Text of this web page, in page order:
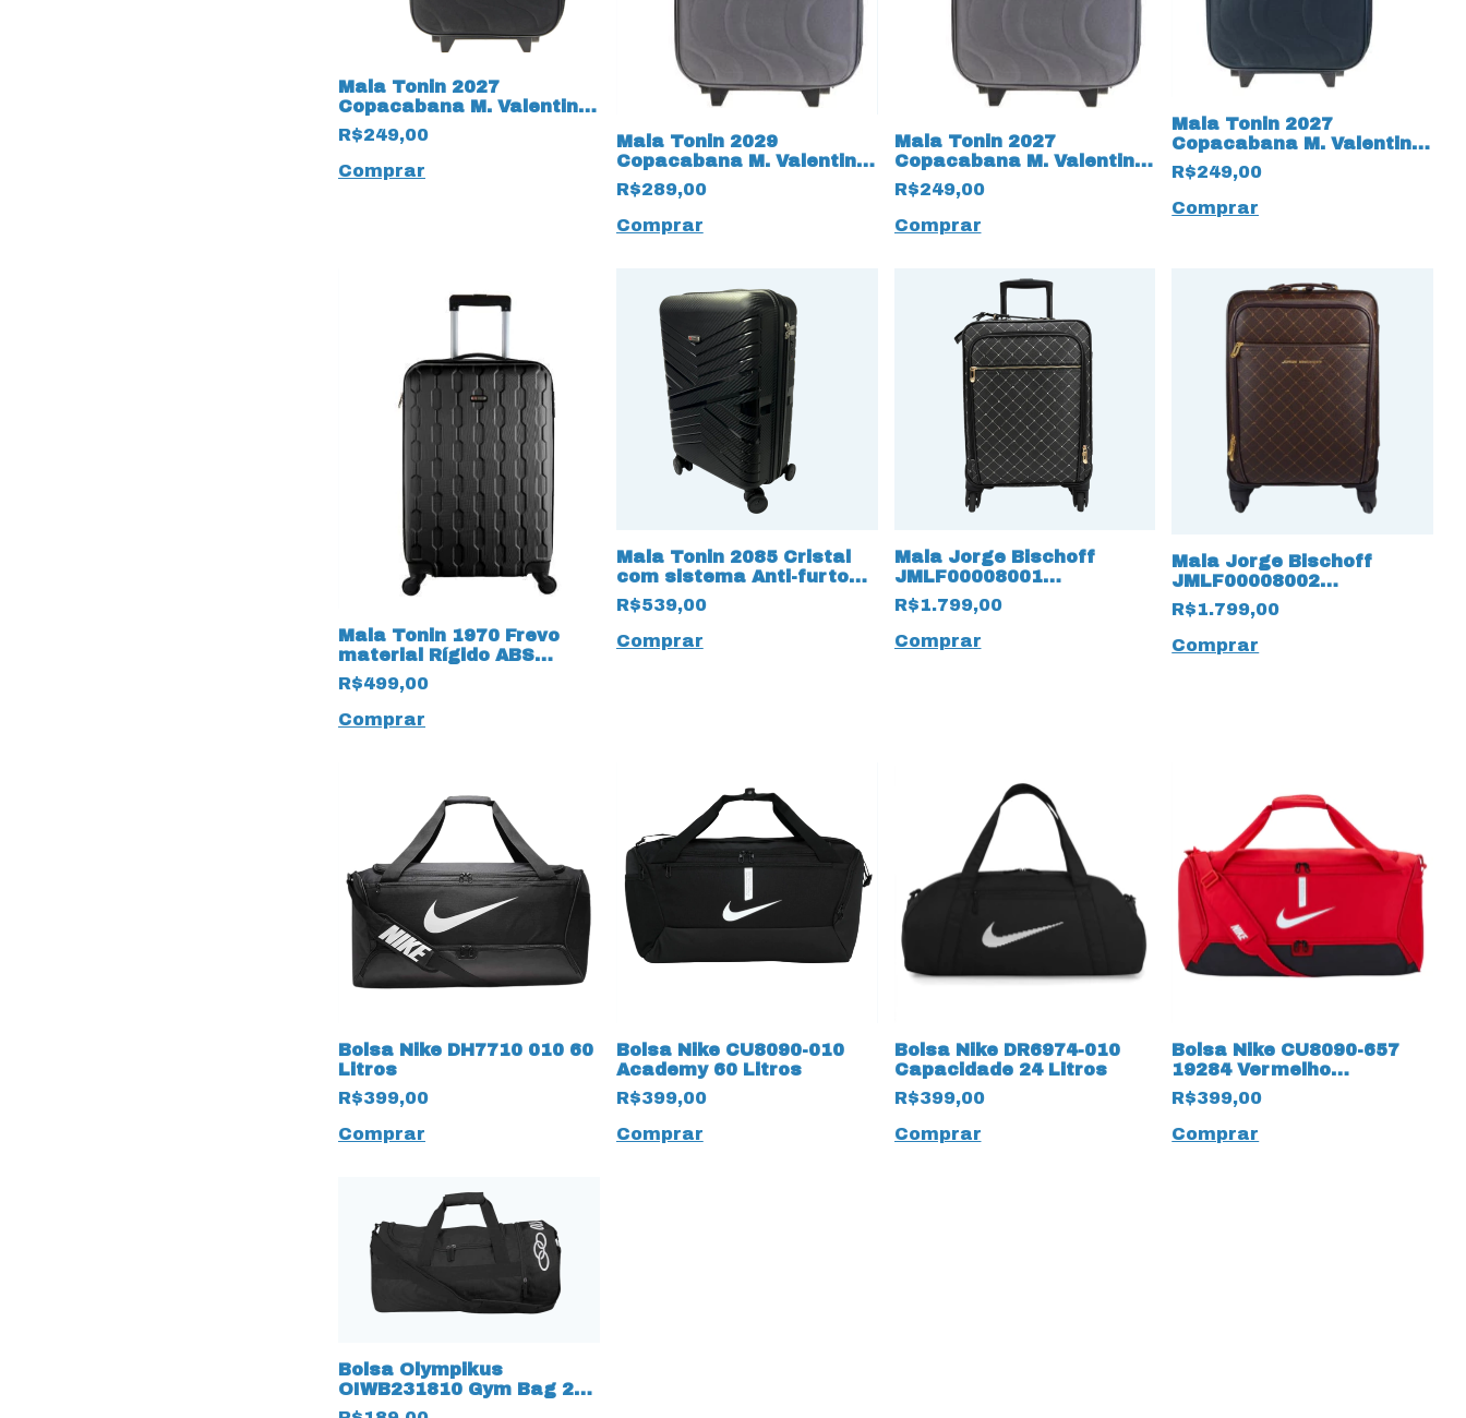
Mala Tonin 2027
Copacabana M. Valentin
tamanho P Preto 16322
R$249,00
Mala Tonin 2029
Copacabana M. Valentin
tamanho G Cinza 16319
R$289,00
Mala Tonin 2027
Copacabana M. Valentin
tamanho P Cinza 16317
R$249,00
Mala Tonin 2027
Copacabana M. Valentin
tamanho P Azul 16332
R$249,00
Mala Tonin 1970 Frevo
material Rígido ABS
Tamanho G Preto 16305
R$499,00
Mala Tonin 2085 Cristal
com sistema Anti-furto
Preto Tamanho M 16334
R$539,00
Mala Jorge Bischoff
JMLF00008001
Monograma Preto
R$1.799,00
Comprar
Mala Jorge Bischoff
JMLF00008002
Monograma 18693 Café
R$1.799,00
Comprar
Bolsa Nike DH7710 010 60
Litros
R$399,00
Comprar
Bolsa Nike CU8090-010
Academy 60 Litros
R$399,00
Comprar
Bolsa Nike DR6974-010
Capacidade 24 Litros
R$399,00
Comprar
Bolsa Nike CU8090-657
19284 Vermelho
Capacidade de 60 Litros
R$399,00
Comprar
Bolsa Olympikus
OIWB231810 Gym Bag 29
Litros Preto